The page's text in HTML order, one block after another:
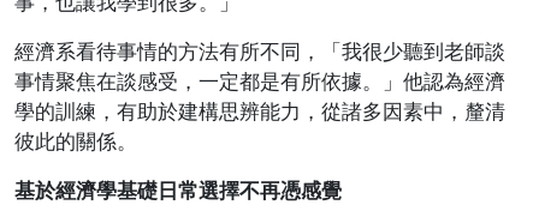
經濟系看待事情的方法有所不同，「我很少聽到老師談
事情聚焦在談感受，一定都是有所依據。」他認為經濟
學的訓練，有助於建構思辨能力，從諸多因素中，釐清
彼此的關係。
基於經濟學基礎日常選擇不再憑感覺